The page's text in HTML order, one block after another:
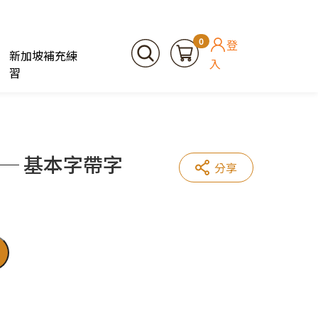
新加坡補充練
習
0
登
入
基本字帶字 分享